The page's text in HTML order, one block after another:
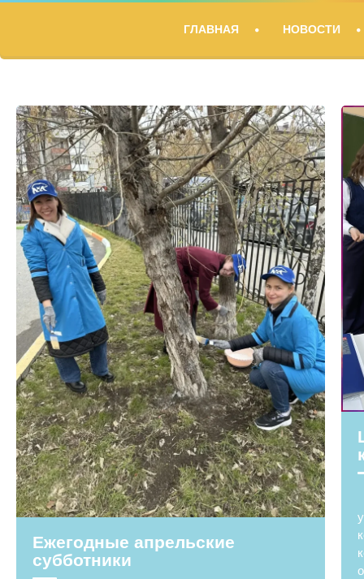
ГЛАВНАЯ НОВОСТИ
Ежегодные апрельские
субботники